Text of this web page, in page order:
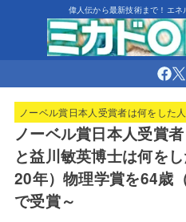
偉人伝から最新技術まで！エネ
ノーベル賞日本人受賞者は何をした
ノーベル賞日本人受賞
と益川敏英博士は何を
20年）物理学賞を64歳
で受賞～